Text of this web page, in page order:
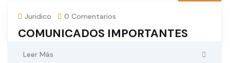
Juridico 0 Comentarios
COMUNICADOS IMPORTANTES
Leer Más